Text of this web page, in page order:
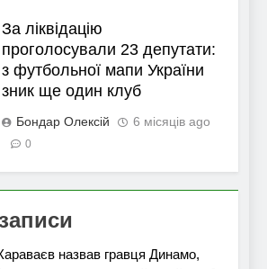
За ліквідацію
проголосували 23 депутати:
з футбольної мапи України
зник ще один клуб
Бондар Олексій 6 місяців ago
0
назвав гравця Динамо,